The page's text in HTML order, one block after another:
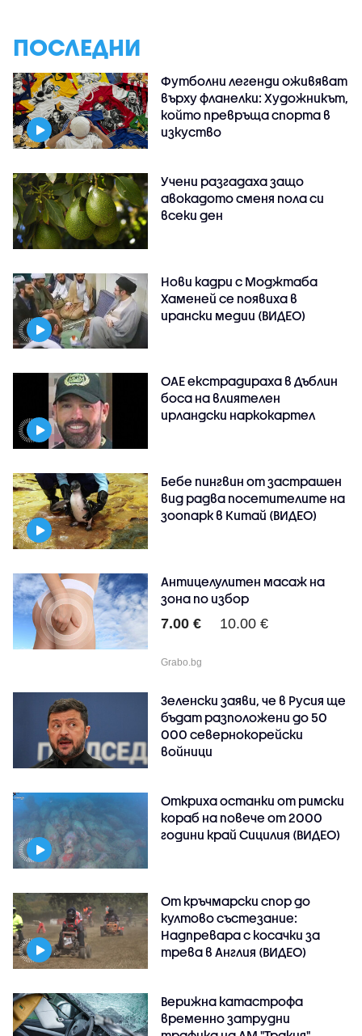
ПОСЛЕДНИ
Футболни легенди оживяват
върху фланелки: Художникът,
който превръща спорта в
изкуство
Учени разгадаха защо
авокадото сменя пола си
всеки ден
Нови кадри с Моджтаба
Хаменей се появиха в
ирански медии (ВИДЕО)
ОАЕ екстрадираха в Дъблин
боса на влиятелен
ирландски наркокартел
Бебе пингвин от застрашен
вид радва посетителите на
зоопарк в Китай (ВИДЕО)
Антицелулитен масаж на
зона по избор
7.00 € 10.00 €
Grabo.bg
Зеленски заяви, че в Русия ще
бъдат разположени до 50
000 севернокорейски
войници
Откриха останки от римски
кораб на повече от 2000
години край Сицилия (ВИДЕО)
От кръчмарски спор до
култово състезание:
Надпревара с косачки за
трева в Англия (ВИДЕО)
Верижна катастрофа
временно затрудни